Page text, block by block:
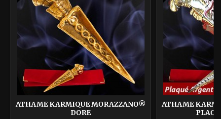
ATHAME KARMIQUE MORAZZANO®
DORE
ATHAME